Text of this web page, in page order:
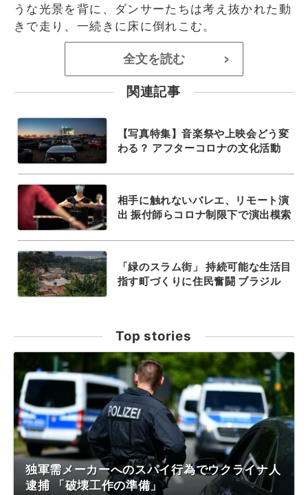
うな光景を背に、ダンサーたちは考え抜かれた動
きで走り、一続きに床に倒れこむ。
全文を読む >
関連記事
【写真特集】音楽祭や上映会どう変
わる？ アフターコロナの文化活動
相手に触れないバレエ、リモート演
出 振付師らコロナ制限下で演出模索
「緑のスラム街」 持続可能な生活目
指す町づくりに住民奮闘 ブラジル
Top stories
独軍需メーカーへのスパイ行為でウクライナ人
逮捕 「破壊工作の準備」